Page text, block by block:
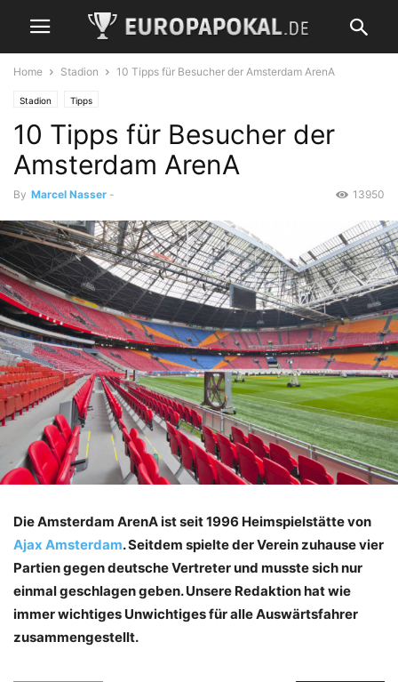
Home Stadion 10 Tipps für Besucher der Amsterdam ArenA
Stadion Tipps
10 Tipps für Besucher der
Amsterdam ArenA
By Marcel Nasser - 13950
Die Amsterdam ArenA ist seit 1996 Heimspielstätte von
Ajax Amsterdam. Seitdem spielte der Verein zuhause vier
Partien gegen deutsche Vertreter und musste sich nur
einmal geschlagen geben. Unsere Redaktion hat wie
immer wichtiges Unwichtiges für alle Auswärtsfahrer
zusammengestellt.